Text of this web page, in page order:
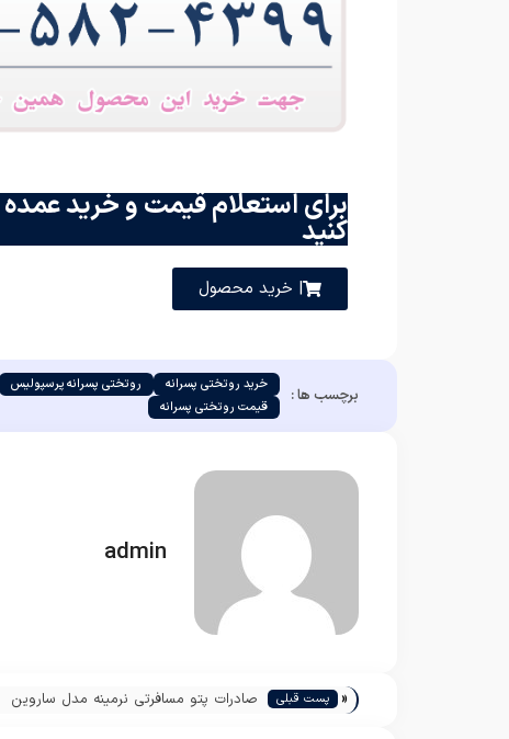
برای استعلام قیمت و خرید
کنید
| خرید محصول
برچسب ها : خرید روتختی پسرانه روتختی پسرانه پرسپولیس
قیمت روتختی پسرانه
admin
« پست قبلی
صادرات پتو مسافرتی نرمینه مدل ساروین